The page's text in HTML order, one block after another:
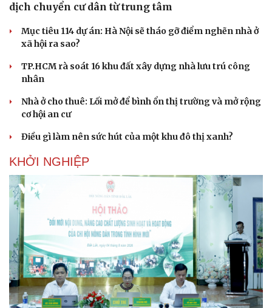
Cải chính
dịch chuyển cư dân từ trung tâm
Mục tiêu 114 dự án: Hà Nội sẽ tháo gỡ điểm nghẽn nhà ở
xã hội ra sao?
TP.HCM rà soát 16 khu đất xây dựng nhà lưu trú công
nhân
Nhà ở cho thuê: Lối mở để bình ổn thị trường và mở rộng
cơ hội an cư
Điều gì làm nên sức hút của một khu đô thị xanh?
KHỞI NGHIỆP